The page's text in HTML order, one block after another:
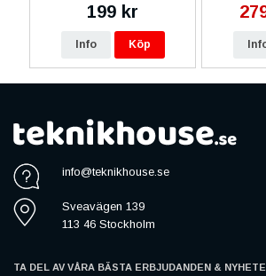
199 kr
Info Köp
info@teknikhouse.se
Sveavägen 139
113 46 Stockholm
TA DEL AV VÅRA BÄSTA ERBJUDANDEN &